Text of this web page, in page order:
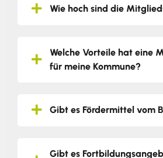
Wie hoch sind die
Welche Vorteile hat eine
für meine Kommune?
Gibt es Fördermittel vom
Gibt es